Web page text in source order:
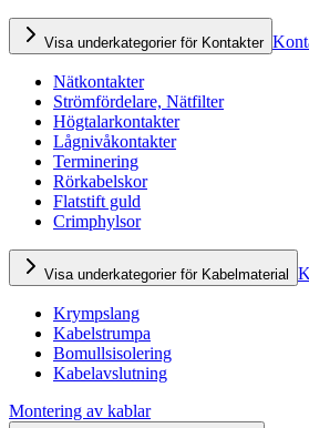
Visa underkategorier för Kontakter
Nätkontakter
Strömfördelare, Nätfilter
Högtalarkontakter
Lågnivåkontakter
Terminering
Rörkabelskor
Flatstift guld
Crimphylsor
Visa underkategorier för Kabelmaterial
Krympslang
Kabelstrumpa
Bomullsisolering
Kabelavslutning
Montering av kablar